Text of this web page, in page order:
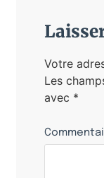
Votre
Les
avec *